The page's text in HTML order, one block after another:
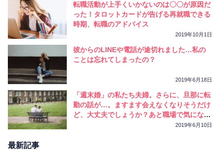
転職活動が上手くいかないのは〇〇が原因だ
った！タロットカードが告げる再就職できる
時期、転職のアドバイス
2019年10月1日
彼からのLINEや電話が途切れました…私の
ことは忘れてしまったの？
2019年6月18日
「週末婚」の私たち夫婦。さらに、旦那に転
勤の話が…。ますます会えなくなりそうだけ
ど、大丈夫でしょうか？あと職場で気になる
人がいます。タロットが紐解く2つの悩みの
2019年6月10日
最新記事